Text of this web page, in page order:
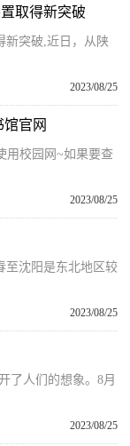
取得新突破
新突破,近日，从陕
2023/08/25
官网
用校园网~如果要查
2023/08/25
至沈阳是东北地区较
2023/08/25
了人们的想象。8月
2023/08/25